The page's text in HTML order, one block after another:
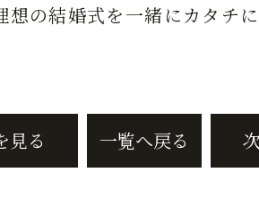
想の結婚式を一緒にカタチ
見る 一覧へ戻る